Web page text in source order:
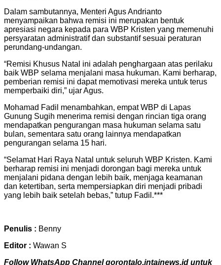
Dalam sambutannya, Menteri Agus Andrianto
menyampaikan bahwa remisi ini merupakan bentuk
apresiasi negara kepada para WBP Kristen yang memenuhi
persyaratan administratif dan substantif sesuai peraturan
perundang-undangan.
“Remisi Khusus Natal ini adalah penghargaan atas perilaku
baik WBP selama menjalani masa hukuman. Kami berharap,
pemberian remisi ini dapat memotivasi mereka untuk terus
memperbaiki diri,” ujar Agus.
Mohamad Fadil menambahkan, empat WBP di Lapas
Gunung Sugih menerima remisi dengan rincian tiga orang
mendapatkan pengurangan masa hukuman selama satu
bulan, sementara satu orang lainnya mendapatkan
pengurangan selama 15 hari.
“Selamat Hari Raya Natal untuk seluruh WBP Kristen. Kami
berharap remisi ini menjadi dorongan bagi mereka untuk
menjalani pidana dengan lebih baik, menjaga keamanan
dan ketertiban, serta mempersiapkan diri menjadi pribadi
yang lebih baik setelah bebas,” tutup Fadil.***
Penulis : Benny
Editor : Wawan S
Follow WhatsApp Channel gorontalo.intainews.id untuk